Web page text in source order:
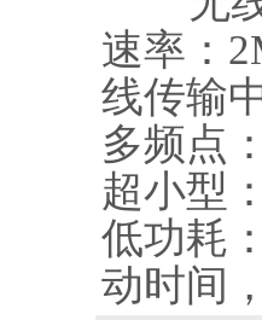
速率：
线传输
多频点
超小型
低功耗
动时间